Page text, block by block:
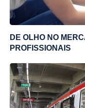
DE OLHO NO
PROFISSIONAIS